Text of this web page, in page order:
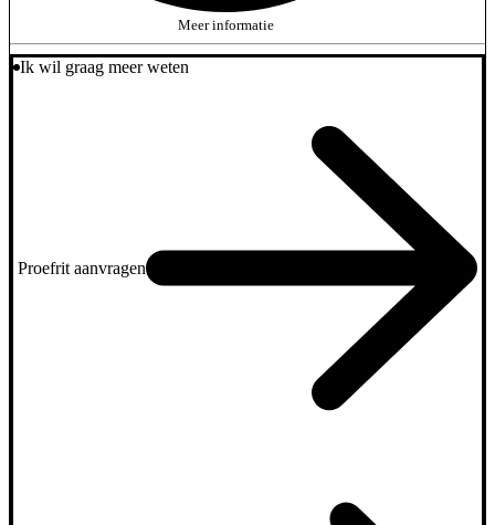
Meer informatie
Ik wil graag meer weten
Proefrit aanvragen